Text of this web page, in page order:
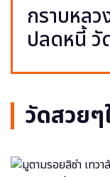
กราบหล
ปลดหนี้ วั
วัดสวยๆ